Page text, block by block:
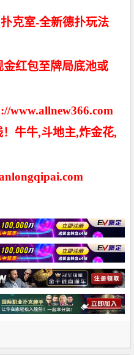
克室-全新德扑玩法
红包至牌局底池或
www.allnew366.com
牛牛,斗地主,炸金花,